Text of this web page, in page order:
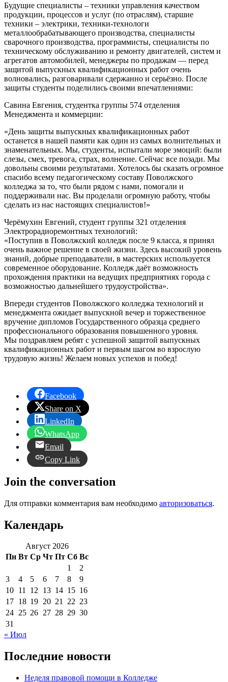
Будущие специалисты – техники управления качеством
продукции, процессов и услуг (по отраслям), старшие
техники – электрики, техники-технологи
металлообрабатывающего производства, специалисты
сварочного производства, программисты, специалисты по
техническому обслуживанию и ремонту двигателей, систем и
агрегатов автомобилей, менеджеры по продажам — перед
защитой выпускных квалификационных работ очень
волновались, разговаривали сдержанно и серьёзно. После
защиты студенты поделились своими впечатлениями:
Савина Евгения, студентка группы 574 отделения
Менеджмента и коммерции:
«День защиты выпускных квалификационных работ
останется в нашей памяти как один из самых волнительных и
знаменательных. Мы, студенты, испытали море эмоций: были
слезы, смех, тревога, страх, волнение. Сейчас все позади. Мы
довольны своими результатами. Хотелось бы сказать огромное
спасибо всему педагогическому составу Поволжского
колледжа за то, что были рядом с нами, помогали и
поддерживали нас. Вы проделали огромную работу, чтобы
сделать из нас настоящих специалистов!»
Черёмухин Евгений, студент группы 321 отделения
Электрорадиоремонтных технологий:
«Поступив в Поволжский колледж после 9 класса, я принял
очень важное решение в своей жизни. Здесь высокий уровень
знаний, добрые преподаватели, в мастерских используется
современное оборудование. Колледж даёт возможность
прохождения практики на ведущих предприятиях города с
возможностью дальнейшего трудоустройства».
Впереди студентов Поволжского колледжа технологий и
менеджмента ожидает выпускной вечер и торжественное
вручение дипломов Государственного образца среднего
профессионального образования повышенного уровня.
Мы поздравляем ребят с успешной защитой выпускных
квалификационных работ и первым шагом во взрослую
трудовую жизнь! Желаем новых успехов и побед!
Facebook
Share on X
LinkedIn
WhatsApp
Email
Copy Link
Join the conversation
Для отправки комментария вам необходимо авторизоваться.
Календарь
Август 2026
Пн Вт Ср Чт Пт Сб Вс
1
2
3
4 5 6 7 8
9
10 11 12 13 14 15 16
17 18 19 20 21 22 23
24 25 26 27 28 29 30
31
« Июл
Последние новости
Неделя правовой помощи в Колледже